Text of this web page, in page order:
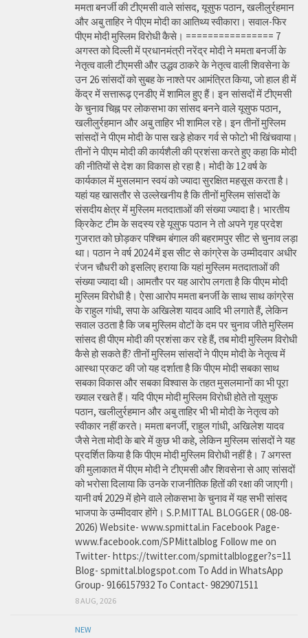
ममता बनर्जी की टीएमसी वाले सांसद, यूसुफ पठान, खलीलुर्रहमान
और अबु ताहिर ने पीएम मोदी का आतिथ्य स्वीकारा। सवाल-फिर
पीएम मोदी मुस्लिम विरोधी कैसे। ================ 7
अगस्त को दिल्ली में प्रधानमंत्री नरेंद्र मोदी ने ममता बनर्जी के
नेतृत्व वाली टीएमसी और उद्धव ठाकरे के नेतृत्व वाली शिवसेना के
उन 26 सांसदों को सुबह के नाश्ते पर आमंत्रित किया, जो हाल ही में
केंद्र में सत्तारूढ़ एनडीए में शामिल हुए हैं। इन सांसदों में टीएमसी
के चुनाव चिह्न पर लोकसभा का सांसद बनने वाले यूसुफ पठान,
खलीलुर्रहमान और अबु ताहिर भी शामिल रहे। इन तीनों मुस्लिम
सांसदों ने पीएम मोदी के पास खड़े होकर गर्व से फोटो भी खिंचवाया।
तीनों ने पीएम मोदी की कार्यशैली की प्रशंसा करते हुए कहा कि मोदी
की नीतियों से देश का विकास हो रहा है। मोदी के 12 वर्ष के
कार्यकाल में मुसलमान स्वयं को ज्यादा सुरक्षित महसूस करता है।
यहां यह खासतौर से उल्लेखनीय है कि तीनों मुस्लिम सांसदों के
संसदीय क्षेत्र में मुस्लिम मतदाताओं की संख्या ज्यादा है। भारतीय
क्रिकेट टीम के सदस्य रहे यूसुफ पठान ने तो अपने गृह प्रदेश
गुजरात को छोड़कर पश्चिम बंगाल की बहरामपुर सीट से चुनाव लड़ा
था। पठान ने वर्ष 2024 में इस सीट से कांग्रेस के उम्मीदवार अधीर
रंजन चौधरी को इसलिए हराया कि यहां मुस्लिम मतदाताओं की
संख्या ज्यादा थी। आमतौर पर यह आरोप लगता है कि पीएम मोदी
मुस्लिम विरोधी है। ऐसा आरोप ममता बनर्जी के साथ साथ कांग्रेस
के राहुल गांधी, सपा के अखिलेश यादव आदि भी लगाते हैं, लेकिन
सवाल उठता है कि जब मुस्लिम वोटों के दम पर चुनाव जीते मुस्लिम
सांसद ही पीएम मोदी की प्रशंसा कर रहे हैं, तब मोदी मुस्लिम विरोधी
कैसे हो सकते हैं? तीनों मुस्लिम सांसदों ने पीएम मोदी के नेतृत्व में
आस्था प्रकट की जो यह दर्शाता है कि पीएम मोदी सबका साथ
सबका विकास और सबका विश्वास के तहत मुसलमानों का भी पूरा
ख्याल रखते हैं। यदि पीएम मोदी मुस्लिम विरोधी होते तो यूसुफ
पठान, खलीलुर्रहमान और अबु ताहिर भी भी मोदी के नेतृत्व को
स्वीकार नहीं करते। ममता बनर्जी, राहुल गांधी, अखिलेश यादव
जैसे नेता मोदी के बारे में कुछ भी कहे, लेकिन मुस्लिम सांसदों ने यह
प्रदर्शित किया है कि पीएम मोदी मुस्लिम विरोधी नहीं है। 7 अगस्त
की मुलाकात में पीएम मोदी ने टीएमसी और शिवसेना से आए सांसदों
को भरोसा दिलाया कि उनके राजनीतिक हितों की रक्षा की जाएगी।
यानी वर्ष 2029 में होने वाले लोकसभा के चुनाव में यह सभी सांसद
भाजपा के उम्मीदवार होंगे। S.P.MITTAL BLOGGER ( 08-08-
2026) Website- www.spmittal.in Facebook Page-
www.facebook.com/SPMittalblog Follow me on
Twitter- https://twitter.com/spmittalblogger?s=11
Blog- spmittal.blogspot.com To Add in WhatsApp
Group- 9166157932 To Contact- 9829071511
8 AUG, 2026
NEW